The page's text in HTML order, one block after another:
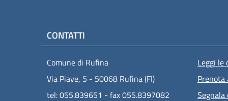
CONTATTI
Comune di Rufina
Via Piave, 5 - 50068 Rufina (FI)
tel: 055.839651 - fax 055.8397082
Leggi le